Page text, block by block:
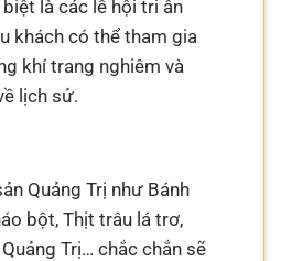
là các lễ hội tri ân
khách có thể tham gia
khí trang nghiêm và
lịch sử.
Quảng Trị như Bánh
bột, Thịt trâu lá trơ,
Trị… chắc chắn sẽ